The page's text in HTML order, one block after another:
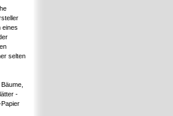
eines
selten
-